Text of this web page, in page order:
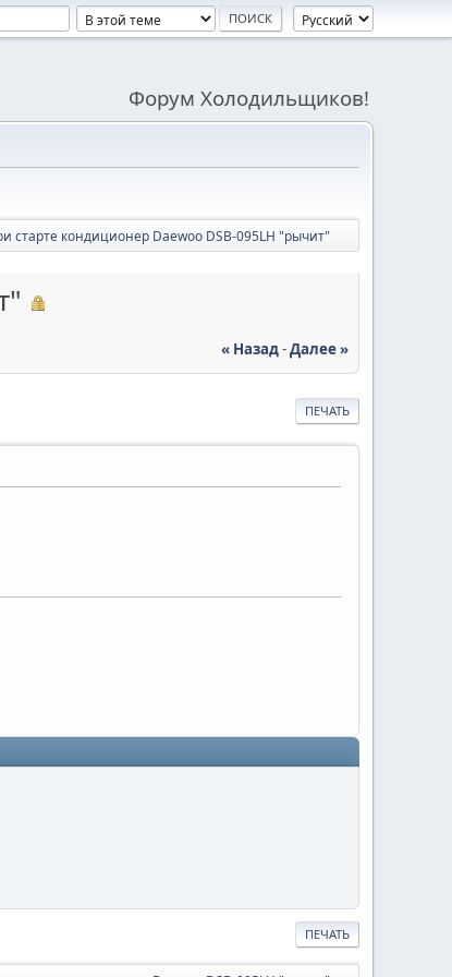
Форум Холодильщиков!
старте кондиционер Daewoo DSB-095LH "рычит"
« Назад-Далее »
ПЕЧАТЬ
ПЕЧАТЬ